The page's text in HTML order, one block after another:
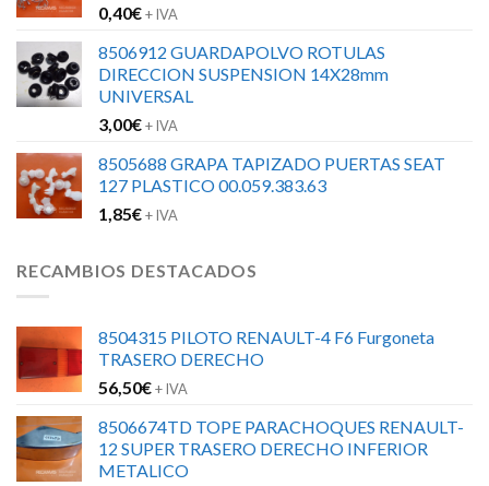
0,40€+ IVA
8506912 GUARDAPOLVO ROTULAS
DIRECCION SUSPENSION 14X28mm
UNIVERSAL
3,00€+ IVA
8505688 GRAPA TAPIZADO PUERTAS SEAT
127 PLASTICO 00.059.383.63
1,85€+ IVA
RECAMBIOS DESTACADOS
8504315 PILOTO RENAULT-4 F6 Furgoneta
TRASERO DERECHO
56,50€+ IVA
8506674TD TOPE PARACHOQUES RENAULT-
12 SUPER TRASERO DERECHO INFERIOR
METALICO